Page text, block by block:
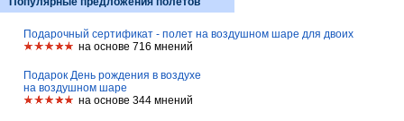
Подарочный сертификат - полет на воздушном шаре для двоих
на основе 716 мнений
Подарок День рождения в воздухе
на воздушном шаре
на основе 344 мнений